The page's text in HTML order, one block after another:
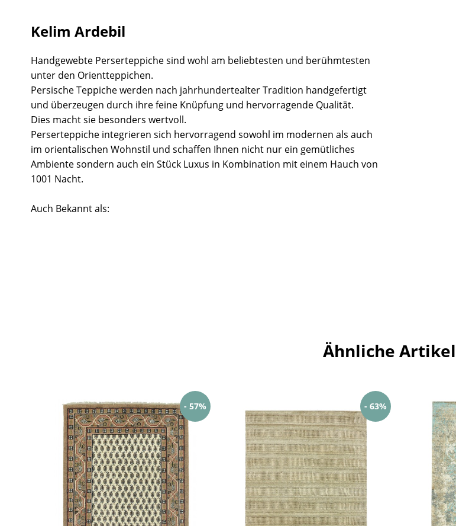
Kelim Ardebil
Handgewebte Perserteppiche sind wohl am beliebtesten und berühmtesten
unter den Orientteppichen.
Persische Teppiche werden nach jahrhundertealter Tradition handgefertigt
und überzeugen durch ihre feine Knüpfung und hervorragende Qualität.
Dies macht sie besonders wertvoll.
Perserteppiche integrieren sich hervorragend sowohl im modernen als auch
im orientalischen Wohnstil und schaffen Ihnen nicht nur ein gemütliches
Ambiente sondern auch ein Stück Luxus in Kombination mit einem Hauch von
1001 Nacht.
Auch Bekannt als:
Ähnliche Artikel
- 57% - 63%